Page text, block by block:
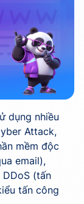
dụng nhiều
Attack,
mềm độc
email),
(tấn
tấn công